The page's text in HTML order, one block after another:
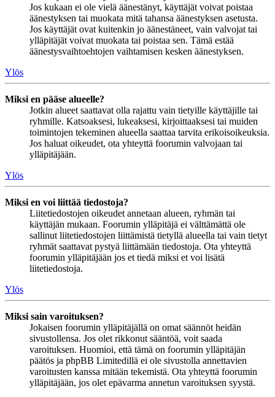
Jos kukaan ei ole vielä äänestänyt, käyttäjät voivat poistaa
äänestyksen tai muokata mitä tahansa äänestyksen asetusta.
Jos käyttäjät ovat kuitenkin jo äänestäneet, vain valvojat tai
ylläpitäjät voivat muokata tai poistaa sen. Tämä estää
äänestysvaihtoehtojen vaihtamisen kesken äänestyksen.
Ylös
Miksi en pääse alueelle?
Jotkin alueet saattavat olla rajattu vain tietyille käyttäjille tai
ryhmille. Katsoaksesi, lukeaksesi, kirjoittaaksesi tai muiden
toimintojen tekeminen alueella saattaa tarvita erikoisoikeuksia.
Jos haluat oikeudet, ota yhteyttä foorumin valvojaan tai
ylläpitäjään.
Ylös
Miksi en voi liittää tiedostoja?
Liitetiedostojen oikeudet annetaan alueen, ryhmän tai
käyttäjän mukaan. Foorumin ylläpitäjä ei välttämättä ole
sallinut liitetiedostojen liittämistä tietyllä alueella tai vain tietyt
ryhmät saattavat pystyä liittämään tiedostoja. Ota yhteyttä
foorumin ylläpitäjään jos et tiedä miksi et voi lisätä
liitetiedostoja.
Ylös
Miksi sain varoituksen?
Jokaisen foorumin ylläpitäjällä on omat säännöt heidän
sivustollensa. Jos olet rikkonut sääntöä, voit saada
varoituksen. Huomioi, että tämä on foorumin ylläpitäjän
päätös ja phpBB Limitedillä ei ole sivustolla annettavien
varoitusten kanssa mitään tekemistä. Ota yhteyttä foorumin
ylläpitäjään, jos olet epävarma annetun varoituksen syystä.